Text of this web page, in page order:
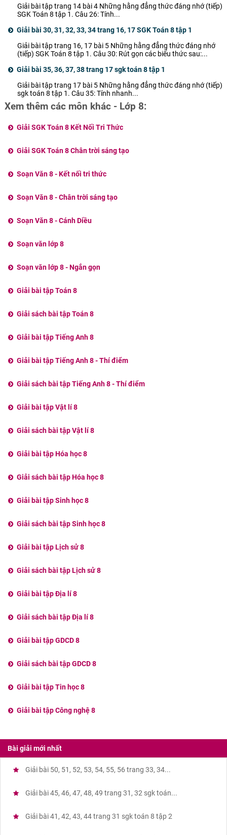
Giải bài tập trang 14 bài 4 Những hằng đẳng thức đáng nhớ (tiếp)
SGK Toán 8 tập 1. Câu 26: Tính...
Giải bài 30, 31, 32, 33, 34 trang 16, 17 SGK Toán 8 tập 1
Giải bài tập trang 16, 17 bài 5 Những hằng đẳng thức đáng nhớ
(tiếp) SGK Toán 8 tập 1. Câu 30: Rút gọn các biểu thức sau:...
Giải bài 35, 36, 37, 38 trang 17 sgk toán 8 tập 1
Giải bài tập trang 17 bài 5 Những hằng đẳng thức đáng nhớ (tiếp)
sgk toán 8 tập 1. Câu 35: Tính nhanh...
Xem thêm các môn khác - Lớp 8:
Giải SGK Toán 8 Kết Nối Tri Thức
Giải SGK Toán 8 Chân trời sáng tạo
Soạn Văn 8 - Kết nối tri thức
Soạn Văn 8 - Chân trời sáng tạo
Soạn Văn 8 - Cánh Diều
Soạn văn lớp 8
Soạn văn lớp 8 - Ngắn gọn
Giải bài tập Toán 8
Giải sách bài tập Toán 8
Giải bài tập Tiếng Anh 8
Giải bài tập Tiếng Anh 8 - Thí điểm
Giải sách bài tập Tiếng Anh 8 - Thí điểm
Giải bài tập Vật lí 8
Giải sách bài tập Vật lí 8
Giải bài tập Hóa học 8
Giải sách bài tập Hóa học 8
Giải bài tập Sinh học 8
Giải sách bài tập Sinh học 8
Giải bài tập Lịch sử 8
Giải sách bài tập Lịch sử 8
Giải bài tập Địa lí 8
Giải sách bài tập Địa lí 8
Giải bài tập GDCD 8
Giải sách bài tập GDCD 8
Giải bài tập Tin học 8
Giải bài tập Công nghệ 8
Bài giải mới nhất
Giải bài 50, 51, 52, 53, 54, 55, 56 trang 33, 34...
Giải bài 45, 46, 47, 48, 49 trang 31, 32 sgk toán...
Giải bài 41, 42, 43, 44 trang 31 sgk toán 8 tập 2